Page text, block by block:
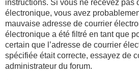
instructions. Si vous ne recevez pas
électronique, vous avez
mauvaise adresse de courrier
électronique a été filtré en tant que
certain que l’adresse de courrier
spécifiée était correcte, essayez de
administrateur du forum.